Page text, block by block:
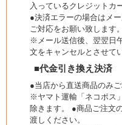
入っているクレジットカ
●決済エラーの場合はメ
ご対応をお願い致します。
※メール送信後、翌翌日
文をキャンセルとさせて
■代金引き換え決済
●当店から直送商品のみご
※ヤマト運輸「ネコポス
除きます。 ●商品ご注文
渡しください。